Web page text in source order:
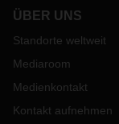
ÜBER UNS
Standorte weltweit
Mediaroom
Medienkontakt
Kontakt aufnehmen